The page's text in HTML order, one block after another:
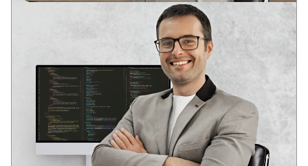
17+ 90+ 10+
ВЕДУЩИЙ РАЗРАБОТЧИК
Два профильных образования в области разработки
В юном возрасте оценил потенциал информационных
технологий: глобализацию и глубину интеграции IT-
решений в социальные структуры современного общества.
Опыт в различных IT областях с 2006 года. Аналитическое
системное мышление. Компетенции для решения задача
бизнеса, DevOps, Full stack, SEO.